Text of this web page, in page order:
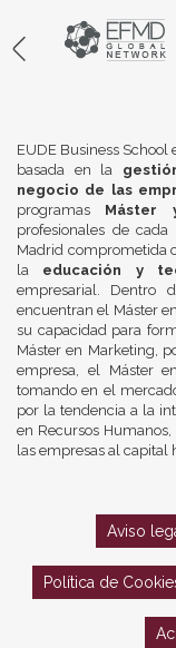
EUDE Business
basada en la
negocio de las
programas Máster
profesionales de
Madrid comprometida
la educación y
empresarial. Dentro
encuentran el Máster
su capacidad para
Máster en Marketing,
empresa, el Máster
tomando en el
por la tendencia a la
en Recursos
las empresas al capital
Aviso
Política de